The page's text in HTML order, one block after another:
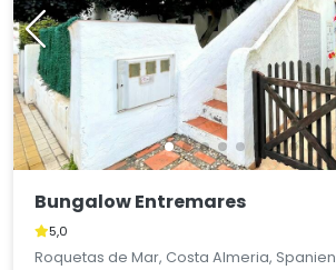
Bungalow Entremares
5,0
Roquetas de Mar, Costa Almeria, Spanien